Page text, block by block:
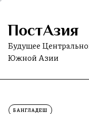
Skip
the
content
ПостАзия
Будущее
Южной Азии
БАНГЛАДЕШ